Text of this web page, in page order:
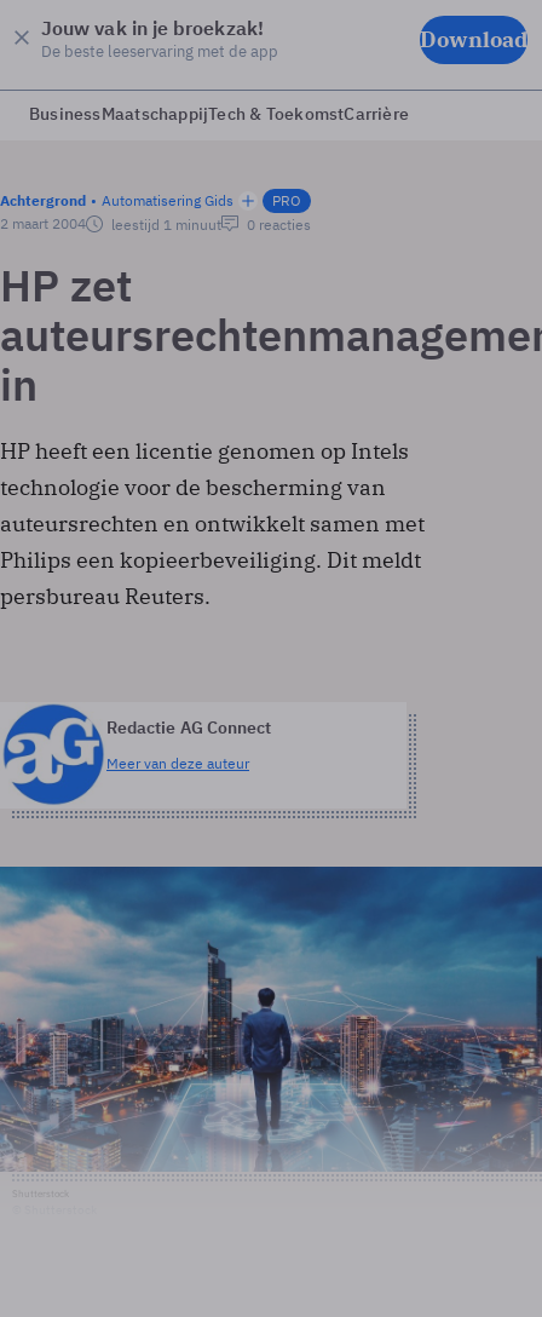
Jouw vak in je broekzak!
De beste leeservaring met de app Download
BusinessMaatschappijTech & ToekomstCarrière
Achtergrond Automatisering Gids
PRO
2 maart 2004
leestijd 1 minuut 0 reacties
HP zet
in
HP heeft een licentie genomen op Intels
technologie voor de bescherming van
auteursrechten en ontwikkelt samen met
Philips een kopieerbeveiliging. Dit meldt
persbureau Reuters.
Redactie AG Connect
Meer van deze auteur